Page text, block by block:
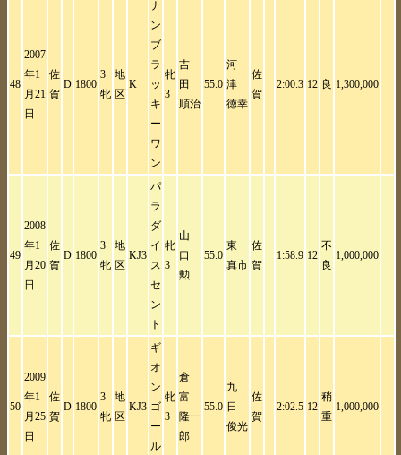
48
2007
年1
月21
日
佐
賀
D 1800
3
牝
地
区
K
ナ
ン
ブ
ラ
ッ
キ
ー
ワ
ン
牝
3
吉
田
順治
55.0
河
津
徳幸
佐
賀
2:00.3 12 良 1,300,000
49
2008
年1
月20
日
佐
賀
D 1800
3
牝
地
区
KJ3
パ
ラ
ダ
イ
ス
セ
ン
ト
牝
3
山
口
勲
55.0
東
真市
佐
賀
1:58.9 12
不
良
1,000,000
50
2009
年1
月25
日
佐
賀
D 1800
3
牝
地
区
KJ3
ギ
オ
ン
ゴ
ー
ル
牝
3
倉
富
隆一
郎
55.0
九
日
俊光
佐
賀
2:02.5 12
稍
重
1,000,000